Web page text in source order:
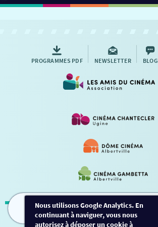
FILMS HORAIRES EVÈNEMENTS
PROGRAMMES PDF NEWSLETTER BLOG
Mentions légales
Nous utilisons Google Analytics. En
continuant à naviguer, vous nous
autorisez à déposer un cookie à